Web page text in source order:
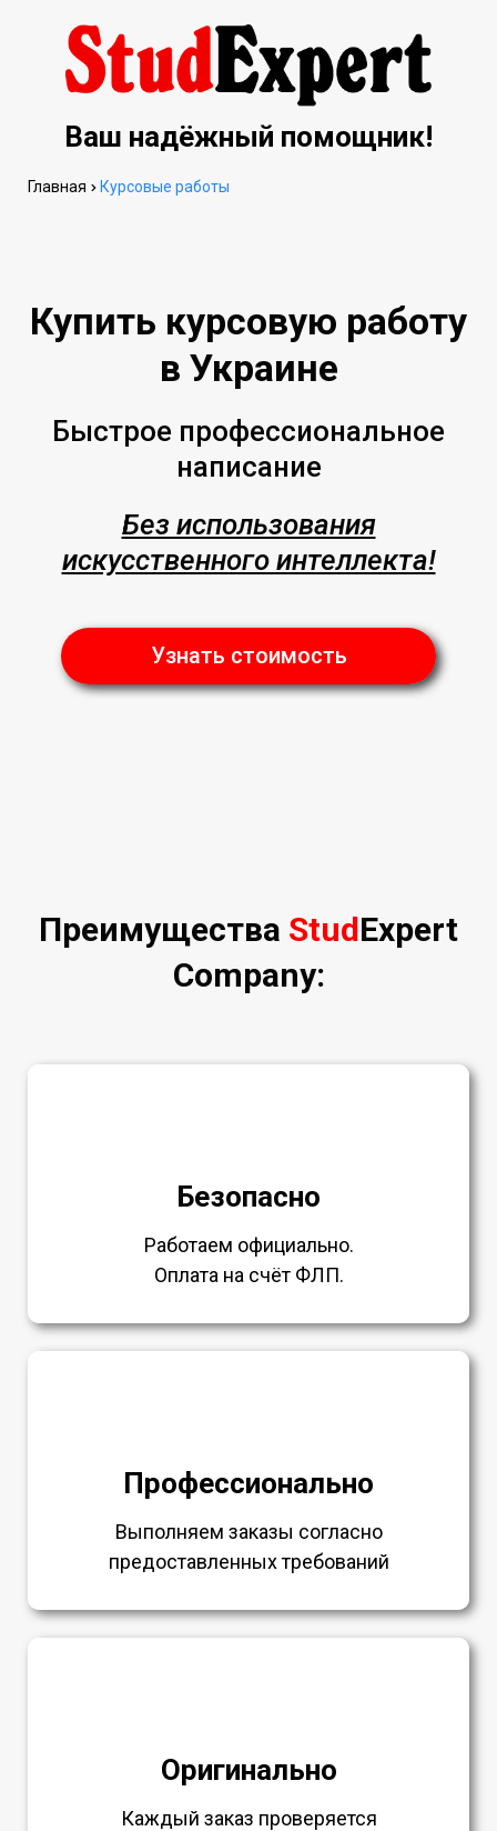
Ваш надёжный помощник!
Купить курсовую работу
в Украине
Быстрое профессиональное
написание
Без использования
искусственного интеллекта!
Узнать стоимость
Главная Курсовые работы
Преимущества StudExpert
Company:
Безопасно
Работаем официально.
Оплата на счёт ФЛП.
Профессионально
Выполняем заказы согласно
предоставленных требований
Оригинально
Каждый заказ проверяется